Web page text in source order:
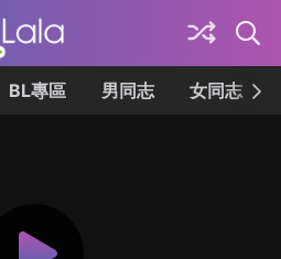
BL專區 男同志 女同志